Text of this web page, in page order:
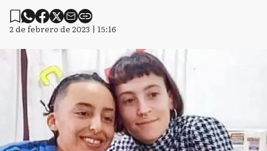
2 de febrero de 2023 | 15:16